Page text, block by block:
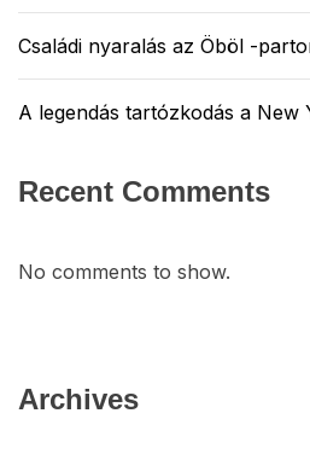
Családi nyaralás az Öböl -
A legendás tartózkodás a
Recent Comments
No comments to show.
Archives